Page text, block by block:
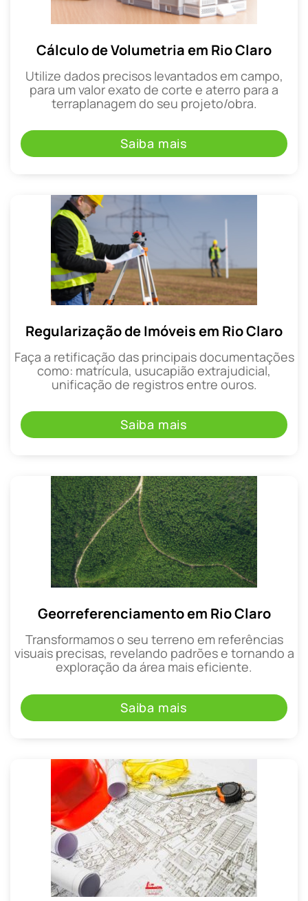
Cálculo de Volumetria em Rio Claro
Utilize dados precisos levantados em campo,
para um valor exato de corte e aterro para a
terraplanagem do seu projeto/obra.
Saiba mais
Regularização de Imóveis em Rio Claro
Faça a retificação das principais documentações
como: matrícula, usucapião extrajudicial,
unificação de registros entre ouros.
Saiba mais
Georreferenciamento em Rio Claro
Transformamos o seu terreno em referências
visuais precisas, revelando padrões e tornando a
exploração da área mais eficiente.
Saiba mais